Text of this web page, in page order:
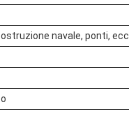
navale, ponti, ecc.